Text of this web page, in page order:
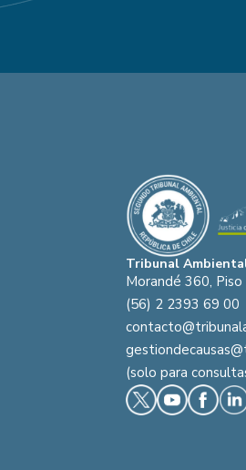
Tribunal
Morandé 360, Piso
(56) 2 2393 69 00
(solo para